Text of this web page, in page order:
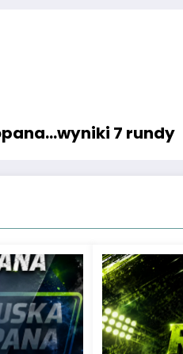
7 rundy